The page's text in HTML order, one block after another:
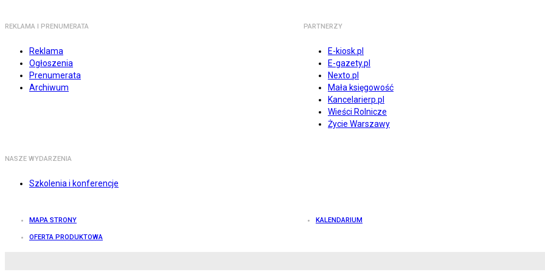
REKLAMA I PRENUMERATA
Reklama
Ogłoszenia
Prenumerata
Archiwum
PARTNERZY
E-kiosk.pl
E-gazety.pl
Nexto.pl
Mała księgowość
Kancelarierp.pl
Wieści Rolnicze
Życie Warszawy
NASZE WYDARZENIA
Szkolenia i konferencje
MAPA STRONY KALENDARIUM
OFERTA PRODUKTOWA